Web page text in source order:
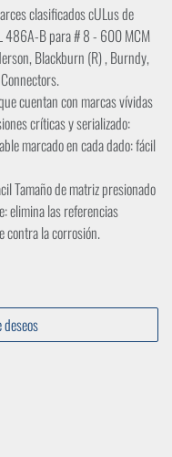
clasificados cULus de
486A-B para # 8 - 600 MCM
Blackburn (R) , Burndy,
cuentan con marcas vívidas
críticas y serializado:
marcado en cada dado: fácil
Tamaño de matriz presionado
elimina las referencias
contra la corrosión.